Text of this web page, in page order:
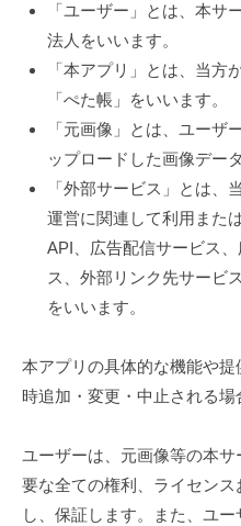
「ユーザー」とは、本サ
法人をいいます。
「本アプリ」とは、当方
「ぺた帳」をいいます。
「元画像」とは、ユーザ
ップロードした画像デー
「外部サービス」とは、
運営に関連して利用また
API、広告配信サービス
ス、外部リンク先サービ
をいいます。
本アプリの具体的な機能や
時追加・変更・中止される場
ユーザーは、元画像等の本
要な全ての権利、ライセン
し、保証します。また、ユ